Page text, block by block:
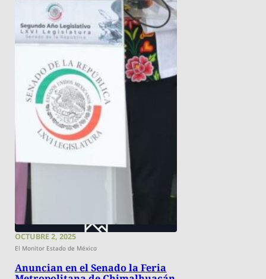
OCTUBRE 2, 2025
El Monitor Estado de México
Anuncian en el Senado la Feria